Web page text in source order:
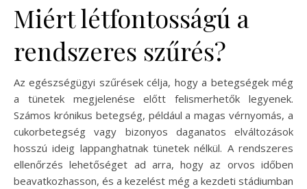
Miért létfontosságú a
rendszeres szűrés?
Az egészségügyi szűrések célja, hogy a betegségek még
a tünetek megjelenése előtt felismerhetők legyenek.
Számos krónikus betegség, például a magas vérnyomás, a
cukorbetegség vagy bizonyos daganatos elváltozások
hosszú ideig lappanghatnak tünetek nélkül. A rendszeres
ellenőrzés lehetőséget ad arra, hogy az orvos időben
beavatkozhasson, és a kezelést még a kezdeti stádiumban